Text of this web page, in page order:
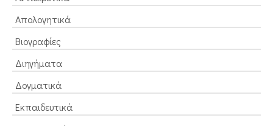
Απολογητικά
Βιογραφίες
Διηγήματα
Δογματικά
Εκπαιδευτικά